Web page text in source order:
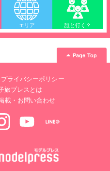
エリア 誰と行く？
Page Top
プライバシーポリシー
旅プレスとは
載・お問い合わせ